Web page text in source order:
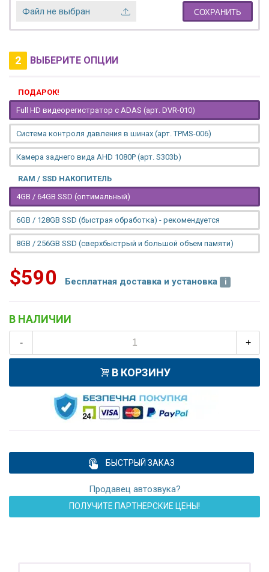
Файл не выбран СОХРАНИТЬ
2 ВЫБЕРИТЕ ОПЦИИ
ПОДАРОК!
Full HD видеорегистратор с ADAS (арт. DVR-010)
Система контроля давления в шинах (арт. TPMS-006)
Камера заднего вида AHD 1080P (арт. S303b)
RAM / SSD НАКОПИТЕЛЬ
4GB / 64GB SSD (оптимальный)
6GB / 128GB SSD (быстрая обработка) - рекомендуется
8GB / 256GB SSD (сверхбыстрый и большой объем памяти)
$590 Бесплатная доставка и установка
В НАЛИЧИИ
- +
В КОРЗИНУ
БЫСТРЫЙ ЗАКАЗ
Продавец автозвука?
ПОЛУЧИТЕ ПАРТНЕРСКИЕ ЦЕНЫ!